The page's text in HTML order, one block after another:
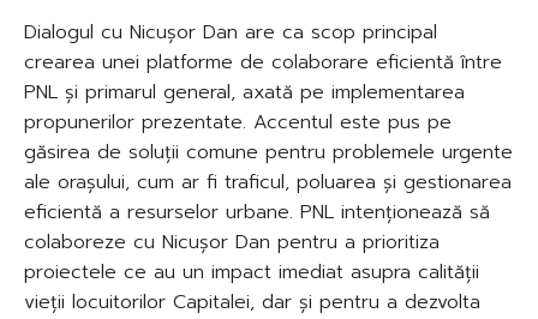
Dialogul cu Nicușor Dan are ca scop principal
crearea unei platforme de colaborare eficientă între
PNL și primarul general, axată pe implementarea
propunerilor prezentate. Accentul este pus pe
găsirea de soluții comune pentru problemele urgente
ale orașului, cum ar fi traficul, poluarea și gestionarea
eficientă a resurselor urbane. PNL intenționează să
colaboreze cu Nicușor Dan pentru a prioritiza
proiectele ce au un impact imediat asupra calității
vieții locuitorilor Capitalei, dar și pentru a dezvolta